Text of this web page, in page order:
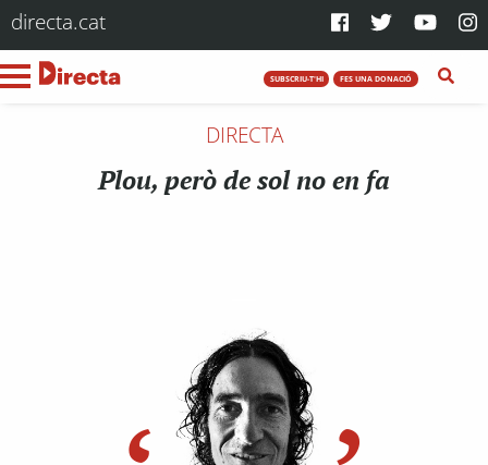
directa.cat
SUBSCRIU-T'HI FES UNA DONACIÓ
DIRECTA
Plou, però de sol no en fa